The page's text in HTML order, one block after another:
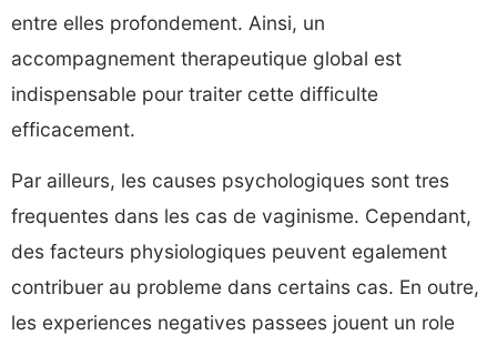
entre elles profondement. Ainsi, un
accompagnement therapeutique global est
indispensable pour traiter cette difficulte
efficacement.
Par ailleurs, les causes psychologiques sont tres
frequentes dans les cas de vaginisme. Cependant,
des facteurs physiologiques peuvent egalement
contribuer au probleme dans certains cas. En outre,
les experiences negatives passees jouent un role